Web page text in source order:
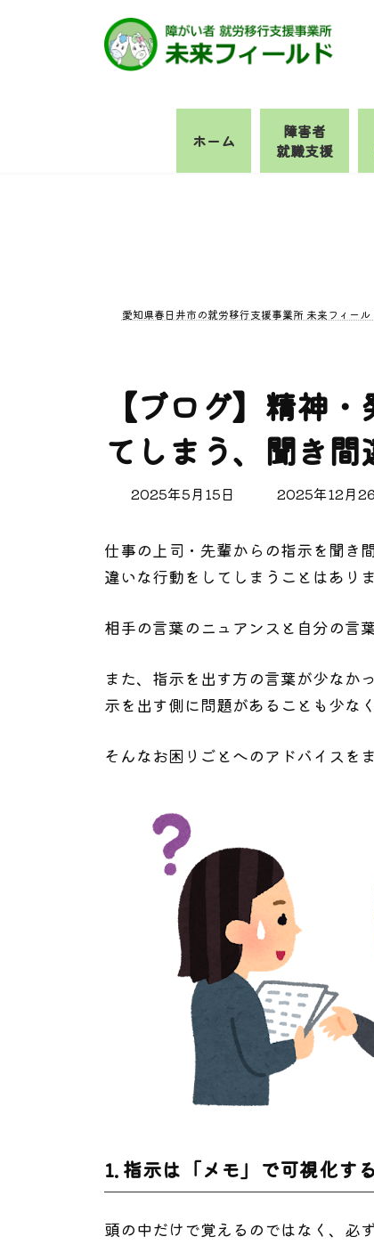
ホーム
障害者
就職支援
愛知県春日井市の就労移行支援事業所 未来フィール
【ブログ】精神
てしまう、聞き間
2025年5月15日
最
新
日
2025年12月
仕事の上司・先輩からの指示を聞き
違いな行動をしてしまうことはありま
相手の言葉のニュアンスと自分の言
また、指示を出す方の言葉が少なか
示を出す側に問題があることも少な
そんなお困りごとへのアドバイスを
1. 指示は「メモ」で可視化する
頭の中だけで覚えるのではなく、必